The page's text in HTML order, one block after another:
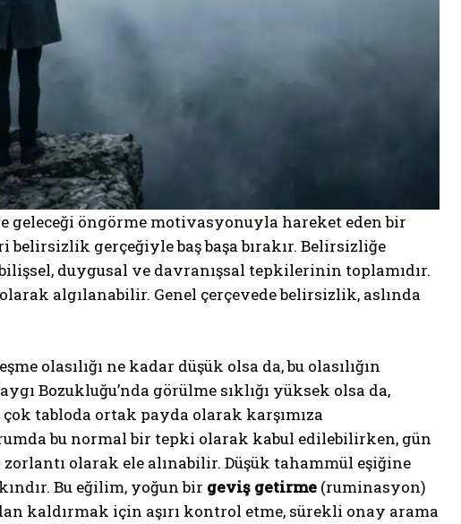
geleceği öngörme motivasyonuyla hareket eden bir
belirsizlik gerçeğiyle baş başa bırakır. Belirsizliğe
duygusal ve davranışsal tepkilerinin toplamıdır.
algılanabilir. Genel çerçevede belirsizlik, aslında
olasılığı ne kadar düşük olsa da, bu olasılığın
Bozukluğu’nda görülme sıklığı yüksek olsa da,
tabloda ortak payda olarak karşımıza
bu normal bir tepki olarak kabul edilebilirken, gün
olarak ele alınabilir. Düşük tahammül eşiğine
Bu eğilim, yoğun bir geviş getirme (ruminasyon)
kaldırmak için aşırı kontrol etme, sürekli onay arama